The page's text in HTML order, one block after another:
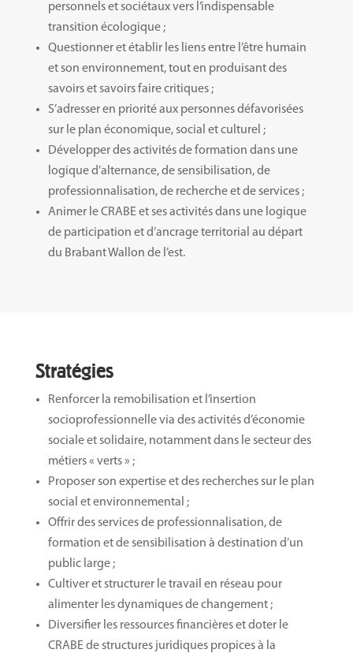
personnels et sociétaux vers l’indispensable
transition écologique ;
Questionner et établir les liens entre l’être humain
et son environnement, tout en produisant des
savoirs et savoirs faire critiques ;
S’adresser en priorité aux personnes défavorisées
sur le plan économique, social et culturel ;
Développer des activités de formation dans une
logique d’alternance, de sensibilisation, de
professionnalisation, de recherche et de services ;
Animer le CRABE et ses activités dans une logique
de participation et d’ancrage territorial au départ
du Brabant Wallon de l’est.
Stratégies
Renforcer la remobilisation et l’insertion
socioprofessionnelle via des activités d’économie
sociale et solidaire, notamment dans le secteur des
métiers « verts » ;
Proposer son expertise et des recherches sur le plan
social et environnemental ;
Offrir des services de professionnalisation, de
formation et de sensibilisation à destination d’un
public large ;
Cultiver et structurer le travail en réseau pour
alimenter les dynamiques de changement ;
Diversifier les ressources financières et doter le
CRABE de structures juridiques propices à la